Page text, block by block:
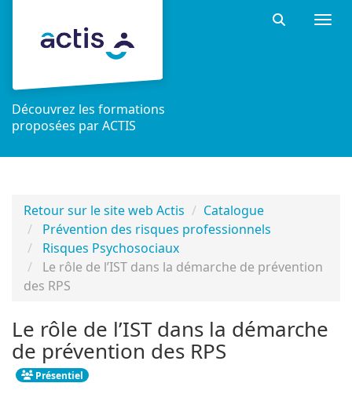
Découvrez les formations
proposées par ACTIS
Retour sur le site web Actis
Catalogue
Prévention des risques professionnels
Risques Psychosociaux
Le rôle de l’IST dans la démarche de prévention
des RPS
Le rôle de l’IST dans la démarche
de prévention des RPS
Présentiel